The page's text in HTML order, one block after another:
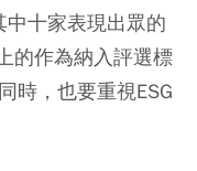
中十家表現出眾的
的作為納入評選標
時，也要重視ESG